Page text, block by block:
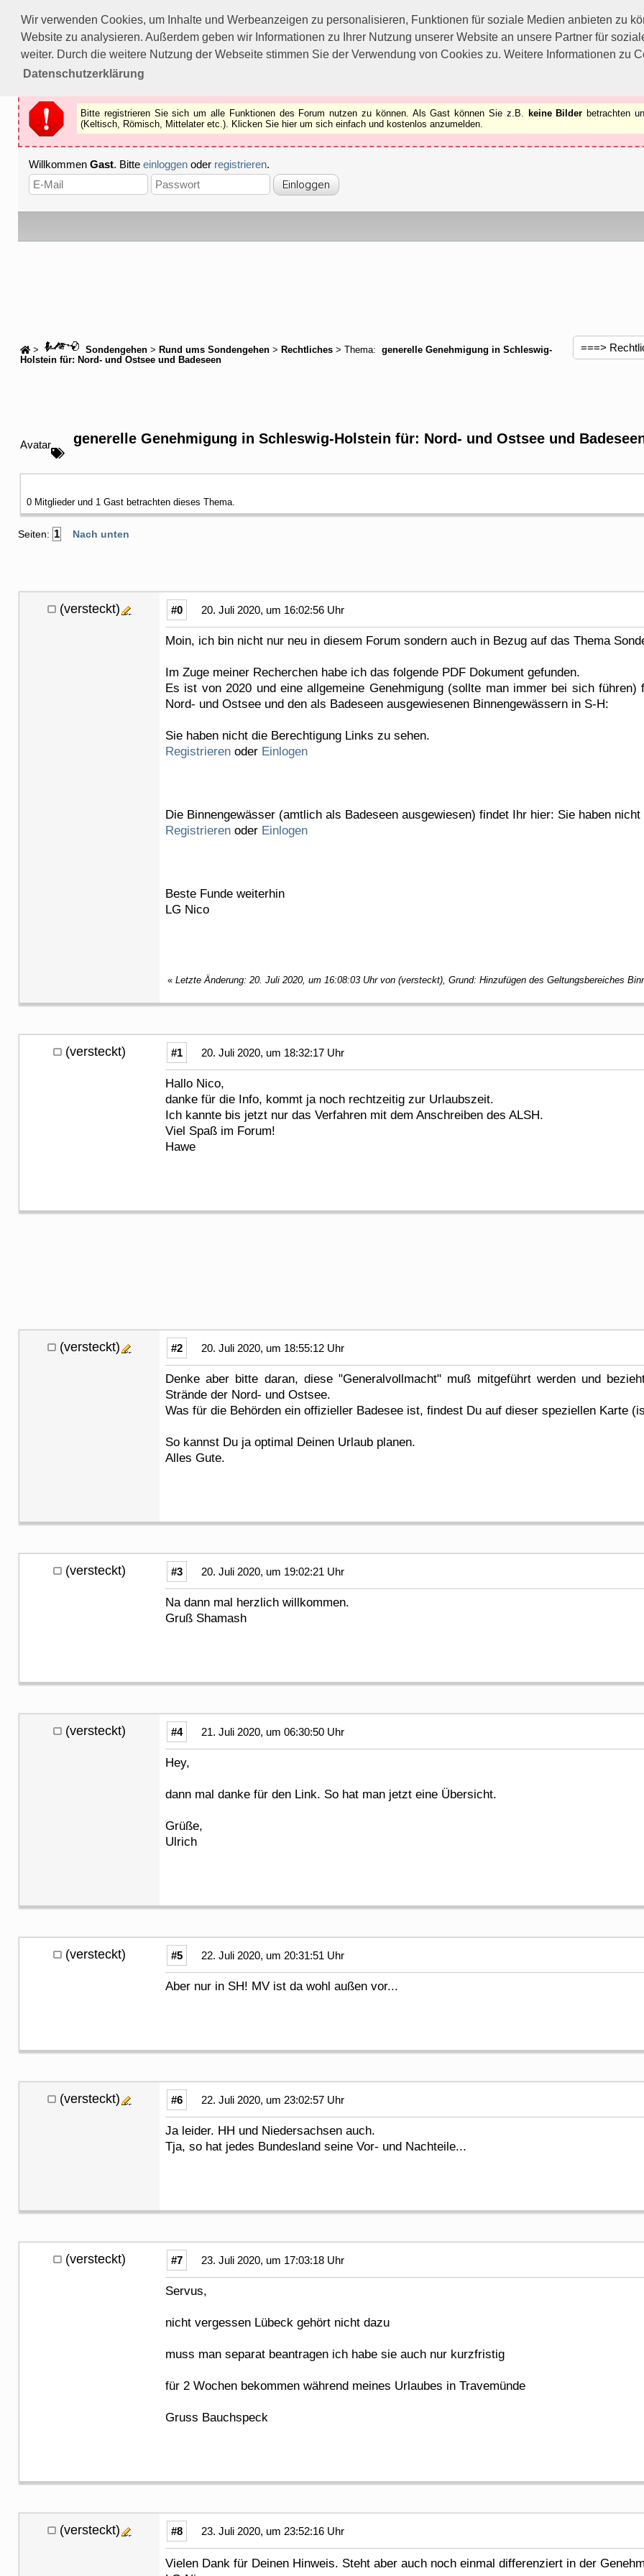
Wir verwenden Cookies, um Inhalte und Werbeanzeigen zu personalisieren, Funktionen für soziale Medien anbieten zu
Website zu analysieren. Außerdem geben wir Informationen zu Ihrer Nutzung unserer Website an unsere Partner für
weiter. Durch die weitere Nutzung der Webseite stimmen Sie der Verwendung von Cookies zu. Weitere Informationen zu
Datenschutzerklärung
Bitte registrieren Sie sich um alle Funktionen des Forums nutzen zu können.
Als Gast können Sie z.B.keine Bilderbetrachten.
Registrieren
Schliessen
Bitte registrieren Sie sich um alle Funktionen des Forum nutzen zu können. Als Gast können Sie z.B. keine Bilder betrachten
(Keltisch, Römisch, Mittelater etc.). Klicken Sie hier um sich einfach und kostenlos anzumelden.
Willkommen Gast. Bitte einloggen oder registrieren.
> Sondengehen > Rund ums Sondengehen > Rechtliches > Thema:
generelle Genehmigung in Schleswig-
Holstein für: Nord- und Ostsee und Badeseen
Avatar generelle Genehmigung in Schleswig-Holstein für: Nord- und Ostsee und
0 Mitglieder und 1 Gast betrachten dieses Thema.
Seiten: 1 Nach unten
(versteckt) #0 20. Juli 2020, um 16:02:56 Uhr
Moin, ich bin nicht nur neu in diesem Forum sondern auch in Bezug auf das Thema
Im Zuge meiner Recherchen habe ich das folgende PDF Dokument gefunden.
Es ist von 2020 und eine allgemeine Genehmigung (sollte man immer bei sich
Nord- und Ostsee und den als Badeseen ausgewiesenen Binnengewässern in S-H:
Sie haben nicht die Berechtigung Links zu sehen.
Registrieren oder Einlogen
Die Binnengewässer (amtlich als Badeseen ausgewiesen) findet Ihr hier: Sie haben
Registrieren oder Einlogen
Beste Funde weiterhin
LG Nico
« Letzte Änderung: 20. Juli 2020, um 16:08:03 Uhr von (versteckt), Grund: Hinzufügen des Geltungsbereiches
(versteckt) #1 20. Juli 2020, um 18:32:17 Uhr
Hallo Nico,
danke für die Info, kommt ja noch rechtzeitig zur Urlaubszeit.
Ich kannte bis jetzt nur das Verfahren mit dem Anschreiben des ALSH.
Viel Spaß im Forum!
Hawe
(versteckt) #2 20. Juli 2020, um 18:55:12 Uhr
Denke aber bitte daran, diese "Generalvollmacht" muß mitgeführt werden und
Strände der Nord- und Ostsee.
Was für die Behörden ein offizieller Badesee ist, findest Du auf dieser speziellen Karte
So kannst Du ja optimal Deinen Urlaub planen.
Alles Gute.
(versteckt) #3 20. Juli 2020, um 19:02:21 Uhr
Na dann mal herzlich willkommen.
Gruß Shamash
(versteckt) #4 21. Juli 2020, um 06:30:50 Uhr
Hey,
dann mal danke für den Link. So hat man jetzt eine Übersicht.
Grüße,
Ulrich
(versteckt) #5 22. Juli 2020, um 20:31:51 Uhr
Aber nur in SH! MV ist da wohl außen vor...
(versteckt) #6 22. Juli 2020, um 23:02:57 Uhr
Ja leider. HH und Niedersachsen auch.
Tja, so hat jedes Bundesland seine Vor- und Nachteile...
(versteckt) #7 23. Juli 2020, um 17:03:18 Uhr
Servus,
nicht vergessen Lübeck gehört nicht dazu
muss man separat beantragen ich habe sie auch nur kurzfristig
für 2 Wochen bekommen während meines Urlaubes in Travemünde
Gruss Bauchspeck
(versteckt) #8 23. Juli 2020, um 23:52:16 Uhr
Vielen Dank für Deinen Hinweis. Steht aber auch noch einmal differenziert in der